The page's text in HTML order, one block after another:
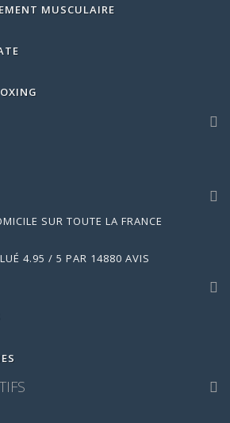
MUSCULAIRE
SUR TOUTE LA FRANCE
4.95 / 5 PAR 14880 AVIS